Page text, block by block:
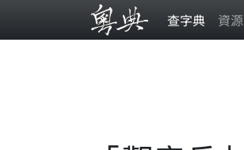
查字典 資源